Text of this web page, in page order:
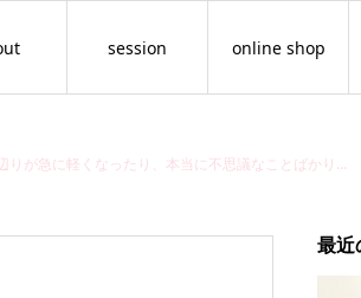
session online shop
が急に軽くなったり、本当に不思議なことばかり…
最近